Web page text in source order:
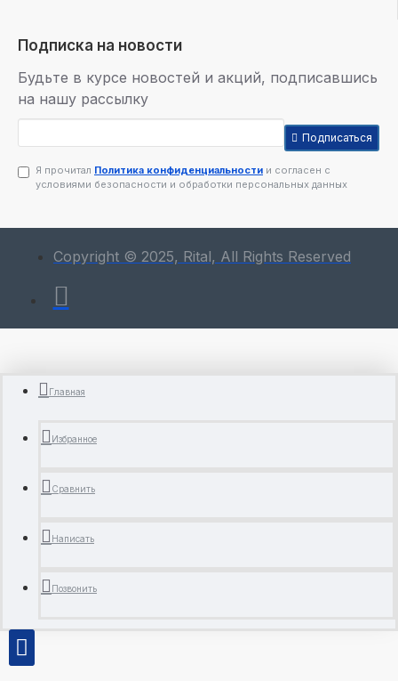
Подписка на новости
Будьте в курсе новостей и акций, подписавшись
на нашу рассылку
Подписаться
Я прочитал Политика конфиденциальности и согласен с
условиями безопасности и обработки персональных данных
Copyright © 2025, Rital, All Rights Reserved
Главная
Избранное
Сравнить
Написать
Позвонить